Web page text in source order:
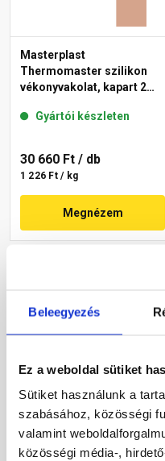
Beleegyezés
Ez a weboldal sütiket
Sütiket használunk a
szabásához, közösségi
valamint
közösségi média-,
Masterplast
Thermomaster szilikon
vékonyvakolat, kapart 2
Gyártói készleten
30 660 Ft / db
1 226 Ft / kg
Megnézem
Masterplast
Thermomaster akril
vékonyvakolat, kapart 2
mm 09-D 25 kg